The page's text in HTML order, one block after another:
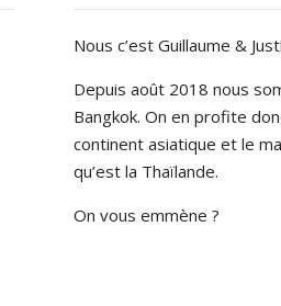
Nous c’est Guillaume &
Depuis août 2018 nous
Bangkok. On en profite
continent asiatique et le
qu’est la Thaïlande.
On vous emmène ?